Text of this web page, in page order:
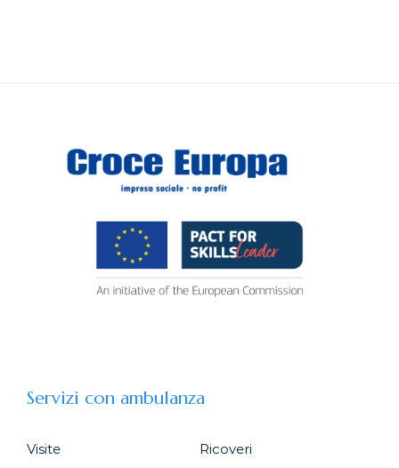
Servizi con ambulanza
Visite
Ricoveri